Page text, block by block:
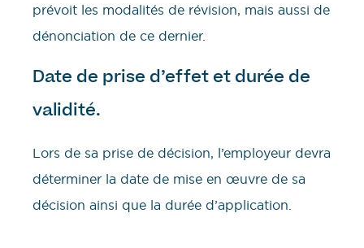
prévoit les modalités de révision, mais aussi de
dénonciation de ce dernier.
Date de prise d’effet et durée de
validité.
Lors de sa prise de décision, l’employeur devra
déterminer la date de mise en œuvre de sa
décision ainsi que la durée d’application.